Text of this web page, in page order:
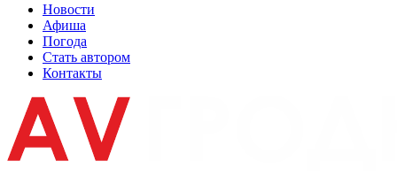
Новости
Афиша
Погода
Стать автором
Контакты